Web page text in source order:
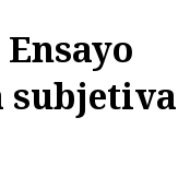
subjetiva